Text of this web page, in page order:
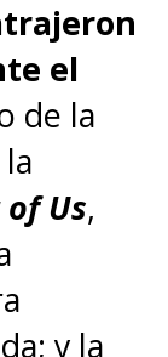
y
(Tower of
el
de la
of Us,
y la